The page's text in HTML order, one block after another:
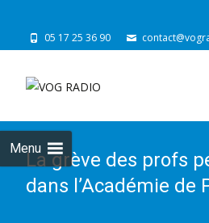
05 17 25 36 90
Menu
La grève des profs
dans l’Académie de